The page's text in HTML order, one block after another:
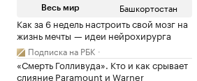
Весь мир Башкортостан
Как за 6 недель настроить свой мозг на
жизнь мечты — идеи нейрохирурга
Подписка на РБК
«Смерть Голливуда». Кто и как срывает
слияние Paramount и Warner